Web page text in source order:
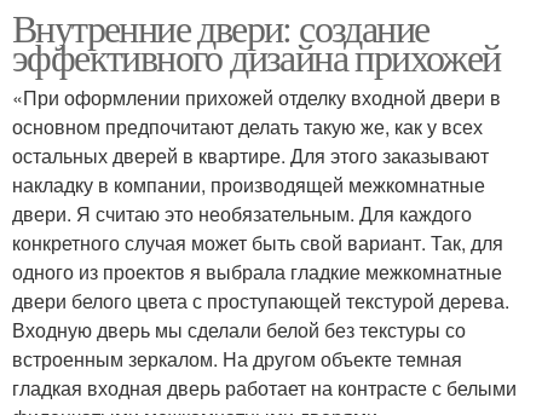
Внутренние двери: создание
эффективного дизайна прихожей
«При оформлении прихожей отделку входной двери в
основном предпочитают делать такую же, как у всех
остальных дверей в квартире. Для этого заказывают
накладку в компании, производящей межкомнатные
двери. Я считаю это необязательным. Для каждого
конкретного случая может быть свой вариант. Так, для
одного из проектов я выбрала гладкие межкомнатные
двери белого цвета с проступающей текстурой дерева.
Входную дверь мы сделали белой без текстуры со
встроенным зеркалом. На другом объекте темная
гладкая входная дверь работает на контрасте с белыми